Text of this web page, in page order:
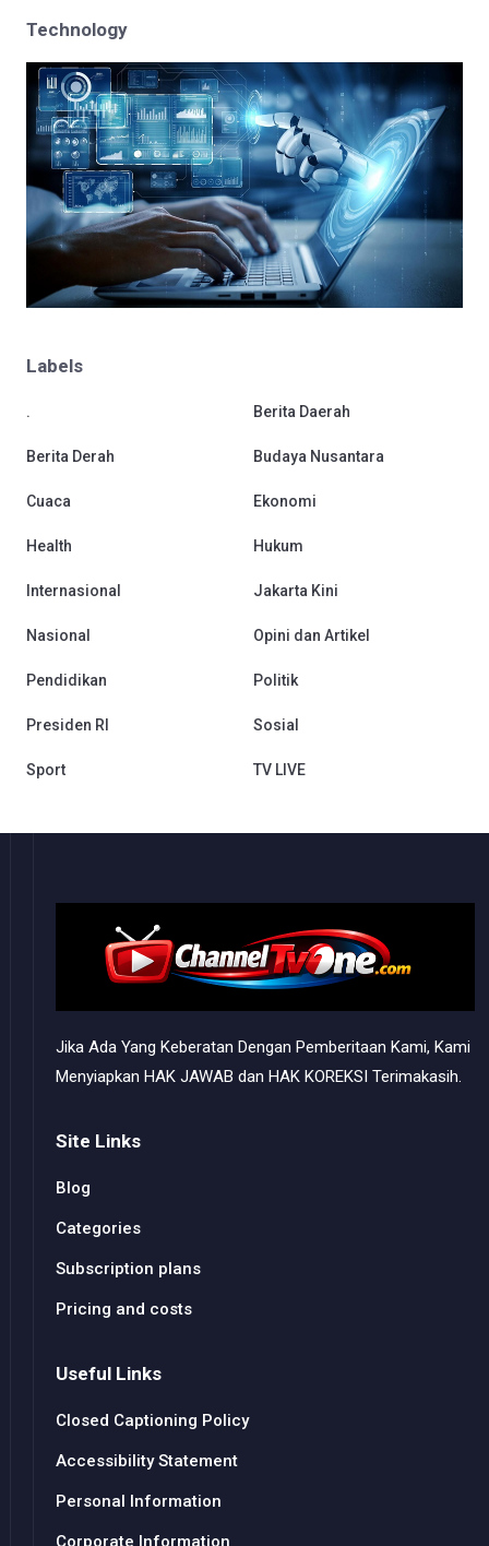
Technology
Labels
. Berita Daerah
Berita Derah Budaya Nusantara
Cuaca Ekonomi
Health Hukum
Internasional Jakarta Kini
Nasional Opini dan Artikel
Pendidikan Politik
Presiden RI Sosial
Sport TV LIVE
Jika Ada Yang Keberatan Dengan Pemberitaan Kami, Kami
Menyiapkan HAK JAWAB dan HAK KOREKSI Terimakasih.
Site Links
Blog
Categories
Subscription plans
Pricing and costs
Useful Links
Closed Captioning Policy
Accessibility Statement
Personal Information
Corporate Information